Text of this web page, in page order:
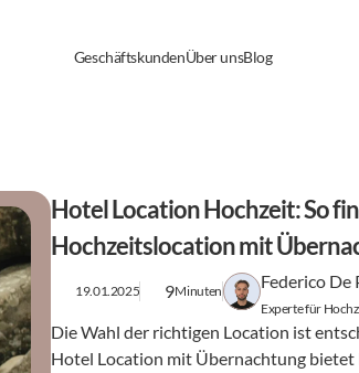
GeschäftskundenÜber unsBlog
Hotel Location Hochzeit: So
Hochzeitslocation mit
19.01.2025 9Minuten Federico De
Experte für
Die Wahl der richtigen Location ist
Hotel Location mit Übernachtung